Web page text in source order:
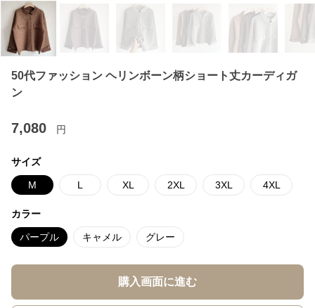
50代ファッション ヘリンボーン柄ショート丈カーディガ
ン
7,080 円
サイズ
M L XL 2XL 3XL 4XL
カラー
パープル キャメル グレー
購入画面に進む